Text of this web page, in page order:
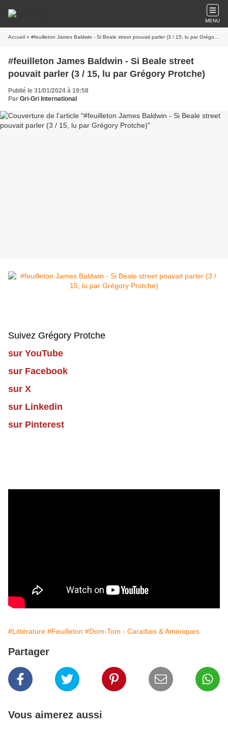
MENU
Accueil » #feuilleton James Baldwin - Si Beale street pouvait parler (3 / 15, lu par Grégory Protche)
#feuilleton James Baldwin - Si Beale street
pouvait parler (3 / 15, lu par Grégory Protche)
Publié le 31/01/2024 à 19:58
Par Gri-Gri International
Suivez Grégory Protche
sur YouTube
sur Facebook
sur X
sur Linkedin
sur Pinterest
#Littérature #Feuilleton #Dom-Tom - Caraïbes & Amériques
Partager
Vous aimerez aussi